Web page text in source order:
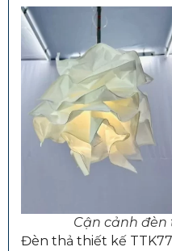
Cận cảnh đèn
Đèn thả thiết kế